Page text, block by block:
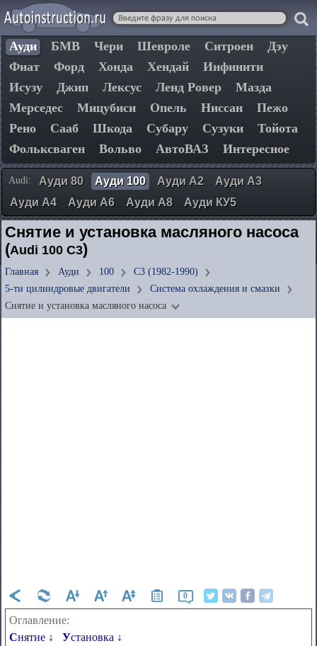
Ауди БМВ Чери Шевроле Ситроен
Дэу
Фиат
Форд Хонда Хендай
Инфинити
Исузу
Джип Лексус Ленд Ровер
Мазда
Мерседес
Мицубиси Опель Ниссан
Пежо
Рено
Сааб Шкода Субару Сузуки
Тойота
Фольксваген
Вольво АвтоВАЗ Интересное
Audi: Ауди 80 Ауди 100 Ауди А2
Ауди А3
Ауди А4
Ауди А6 Ауди А8 Ауди КУ5
Снятие и установка масляного насоса
(Audi 100 C3)
Главная Ауди 100
C3 (1982-1990)
5-ти цилиндровые двигатели
Система охлаждения и смазки
Снятие и установка масляного насоса
0
Оглавление:
Снятие ↓
Установка ↓